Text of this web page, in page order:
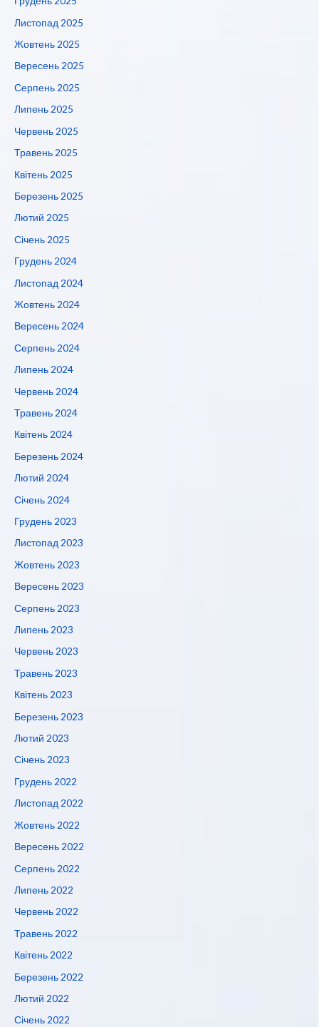
Листопад 2025
Жовтень 2025
Вересень 2025
Серпень 2025
Липень 2025
Червень 2025
Травень 2025
Квітень 2025
Березень 2025
Лютий 2025
Січень 2025
Грудень 2024
Листопад 2024
Жовтень 2024
Вересень 2024
Серпень 2024
Липень 2024
Червень 2024
Травень 2024
Квітень 2024
Березень 2024
Лютий 2024
Січень 2024
Грудень 2023
Листопад 2023
Жовтень 2023
Вересень 2023
Серпень 2023
Липень 2023
Червень 2023
Травень 2023
Квітень 2023
Березень 2023
Лютий 2023
Січень 2023
Грудень 2022
Листопад 2022
Жовтень 2022
Вересень 2022
Серпень 2022
Липень 2022
Червень 2022
Травень 2022
Квітень 2022
Березень 2022
Лютий 2022
Січень 2022